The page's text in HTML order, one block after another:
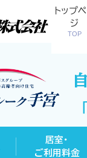
トップ
ジ
TOP
居室・
ご利用料金